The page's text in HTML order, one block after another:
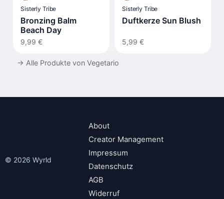
Sisterly Tribe
Bronzing Balm
Beach Day
9,99 €
Sisterly Tribe
Duftkerze Sun Blush
5,99 €
→ Alle Produkte von Vegetario
© 2026 Wyrld
About
Creator Management
Impressum
Datenschutz
AGB
Widerruf